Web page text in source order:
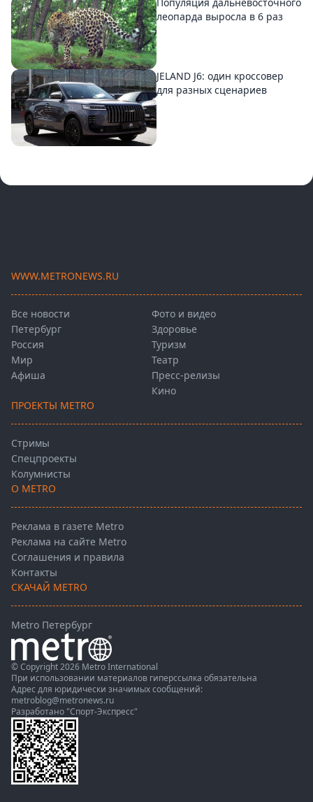
Популяция дальневосточного
леопарда выросла в 6 раз
JELAND J6: один кроссовер
для разных сценариев
WWW.METRONEWS.RU
Все новости
Петербург
Россия
Мир
Афиша
Фото и видео
Здоровье
Туризм
Театр
Пресс-релизы
Кино
ПРОЕКТЫ METRO
Стримы
Спецпроекты
Колумнисты
О METRO
Реклама в газете Metro
Реклама на сайте Metro
Соглашения и правила
Контакты
СКАЧАЙ METRO
Metro Петербург
© Copyright 2026 Metro International
При использовании материалов гиперссылка обязательна
Адрес для юридически значимых сообщений:
metroblog@metronews.ru
Разработано "Спорт-Экспресс"